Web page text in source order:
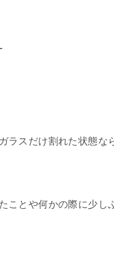
ラスだけ割れた状態
ことや何かの際に少し